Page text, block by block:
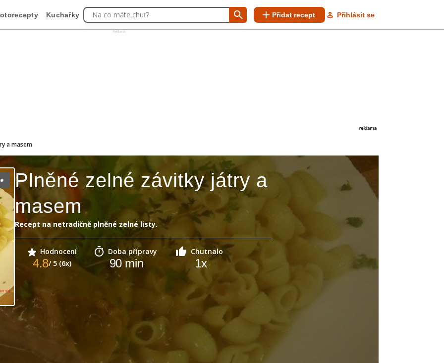
Reklama
Kuchařky Na co máte chuť? Přidat recept Přihlásit se
a masem
Plněné zelné závitky játry a
masem
Recept na netradičně plněné zelné listy.
Hodnocení
4.8/ 5 (6x)
Doba přípravy
90min
Chutnalo
1x